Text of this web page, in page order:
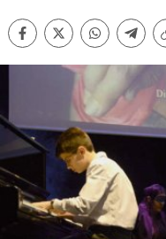
Facebook
TwitterWhatsapp
Comentarios